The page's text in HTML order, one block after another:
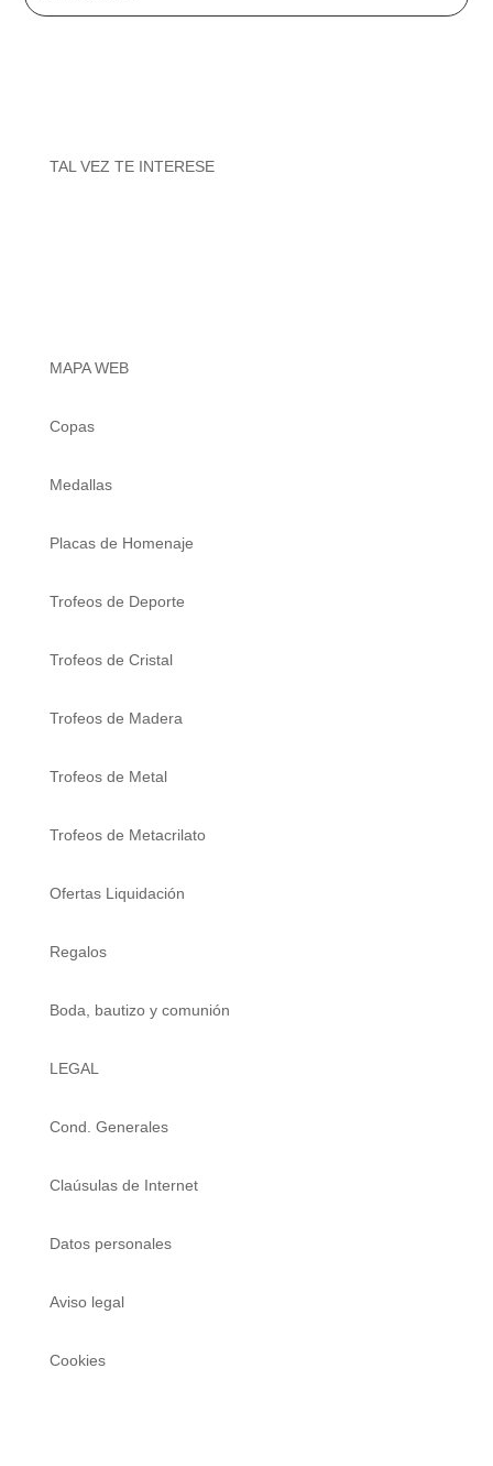
TAL VEZ TE INTERESE
MAPA WEB
Copas
Medallas
Placas de Homenaje
Trofeos de Deporte
Trofeos de Cristal
Trofeos de Madera
Trofeos de Metal
Trofeos de Metacrilato
Ofertas Liquidación
Regalos
Boda, bautizo y comunión
LEGAL
Cond. Generales
Claúsulas de Internet
Datos personales
Aviso legal
Cookies